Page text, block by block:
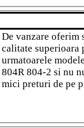
De vanzare oferim
calitate superioara
urmatoarele
804R 804-2 si nu
mici preturi de pe